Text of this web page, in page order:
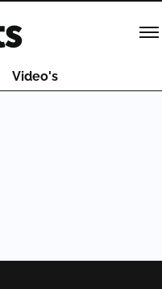
Video's